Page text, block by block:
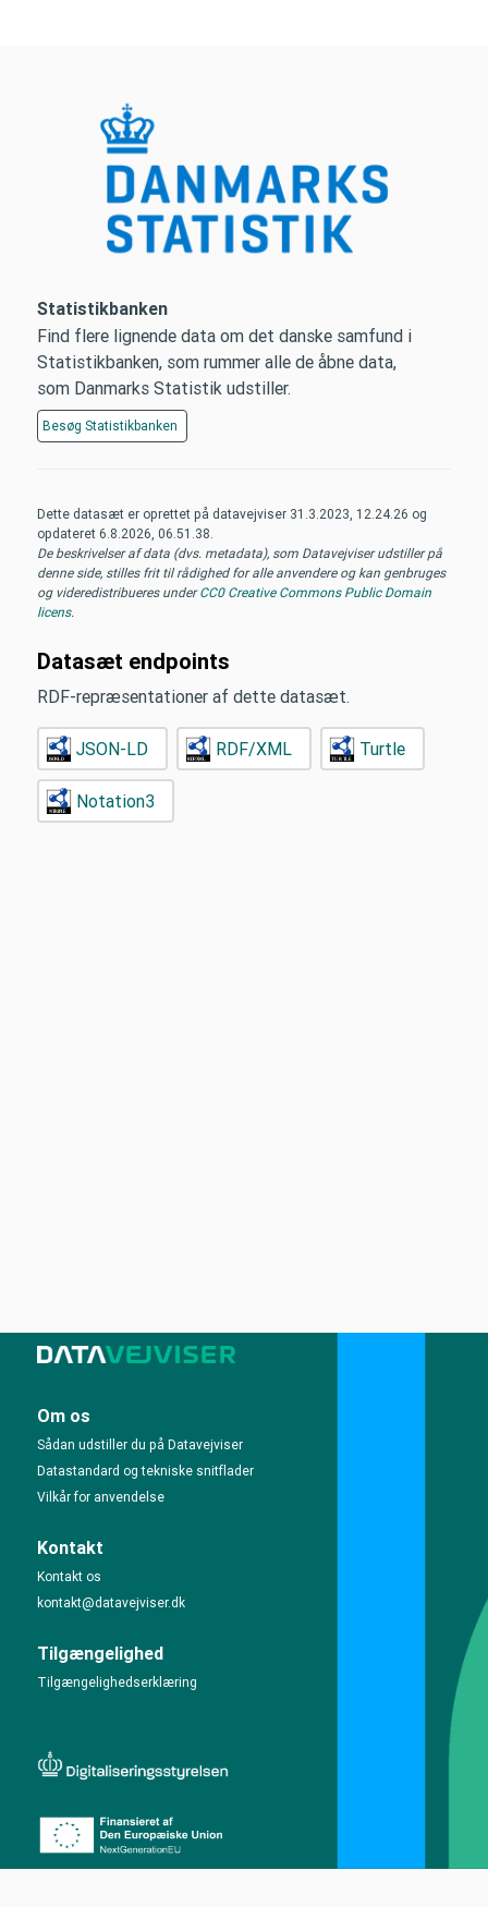
Statistikbanken
Find flere lignende data om det danske samfund i
Statistikbanken, som rummer alle de åbne data,
som Danmarks Statistik udstiller.
Besøg Statistikbanken
Dette datasæt er oprettet på datavejviser 31.3.2023, 12.24.26 og
opdateret 6.8.2026, 06.51.38
De beskrivelser af data (dvs. metadata), som Datavejviser udstiller på
denne side, stilles frit til rådighed for alle anvendere og kan genbruges
og videredistribueres underCC0 Creative Commons Public Domain
licens.
Datasæt endpoints
RDF-repræsentationer af dette datasæt.
JSON-LD RDF/XML Turtle
Notation3
Om os
Sådan udstiller du på Datavejviser
Datastandard og tekniske snitflader
Vilkår for anvendelse
Kontakt
Kontakt os
kontakt@datavejviser.dk
Tilgængelighed
Tilgængelighedserklæring